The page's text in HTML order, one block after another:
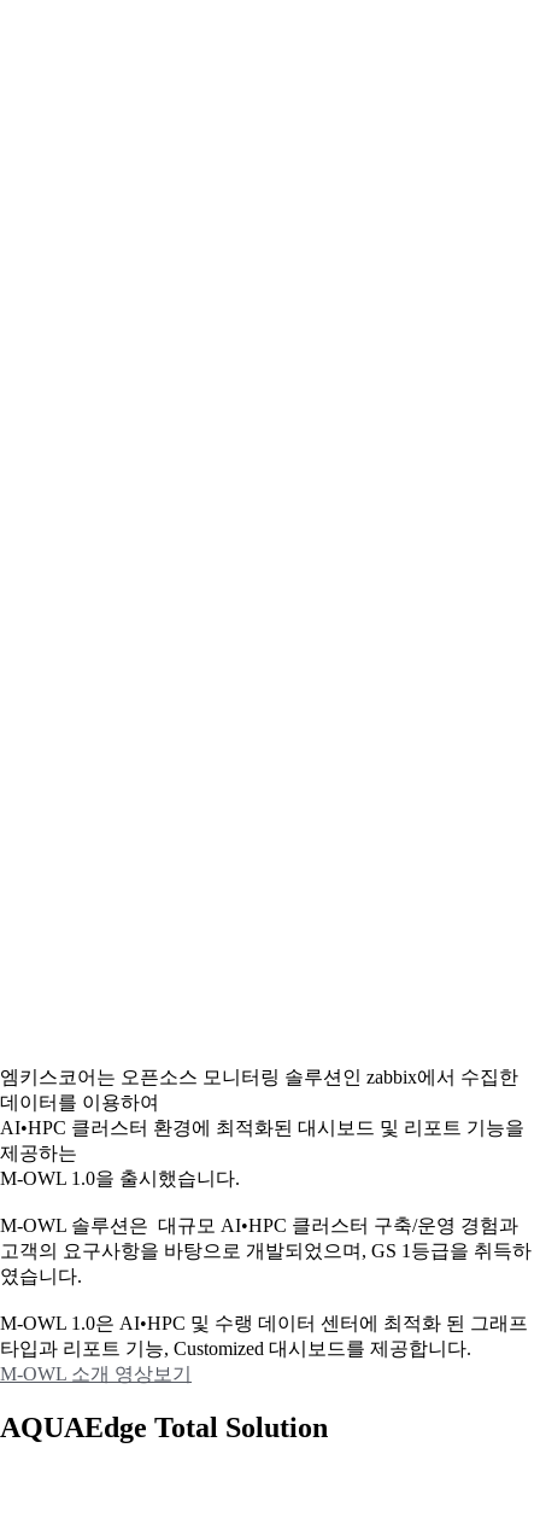
엠키스코어는 오픈소스 모니터링 솔루션인 zabbix에서 수집한
데이터를 이용하여
AI•HPC 클러스터 환경에 최적화된 대시보드 및 리포트 기능을
제공하는
M-OWL 1.0을 출시했습니다.
M-OWL 솔루션은 대규모 AI•HPC 클러스터 구축/운영 경험과
고객의 요구사항을 바탕으로 개발되었으며, GS 1등급을 취득하
였습니다.
M-OWL 1.0은 AI•HPC 및 수랭 데이터 센터에 최적화 된 그래프
타입과 리포트 기능, Customized 대시보드를 제공합니다.
M-OWL 소개 영상보기
AQUAEdge Total Solution